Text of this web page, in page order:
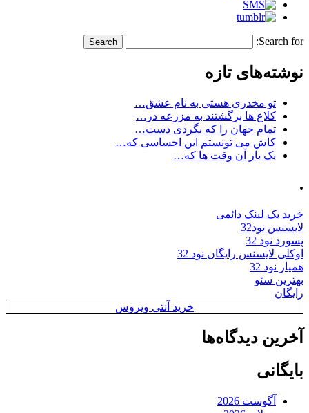
Search for:
نوشته‌های تازه
تو مخدری هستی به نام عشق…
کلاغ ها برگشتند به مزرعه در…
تمام جهان را که بگردی دست…
کاش می تونستم این احساسی که…
یک بار آن وقت ها که…
.
خرید بک لینک دائمی
لایسنس نود32
پسورد نود 32
اوکلی لایسنس رایگان نود 32
همیار نود 32
بهترین سئو
رایگان
خرید آنتی ویروس
آخرین دیدگاه‌ها
بایگانی
آگوست 2026